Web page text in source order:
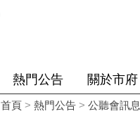
熱門公告 關於市府
首頁 > 熱門公告 > 公聽會訊息